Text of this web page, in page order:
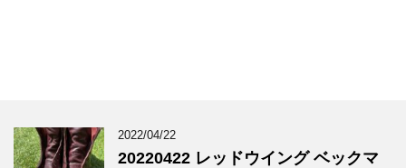
2022/04/22
20220422 レッドウイング ベックマ